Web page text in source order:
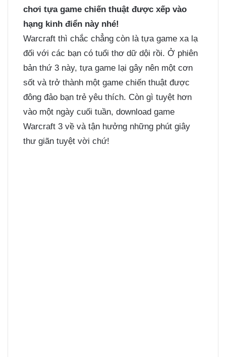
chơi tựa game chiến thuật được xếp vào
hạng kinh điển này nhé!
Warcraft thì chắc chẳng còn là tựa game xa lạ
đối với các bạn có tuổi thơ dữ dội rồi. Ở phiên
bản thứ 3 này, tựa game lại gây nên một cơn
sốt và trở thành một game chiến thuật được
đông đảo bạn trẻ yêu thích. Còn gì tuyệt hơn
vào một ngày cuối tuần, download game
Warcraft 3 về và tận hưởng những phút giây
thư giãn tuyệt vời chứ!